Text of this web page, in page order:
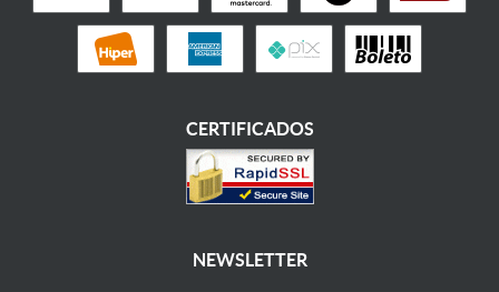
CERTIFICADOS
NEWSLETTER